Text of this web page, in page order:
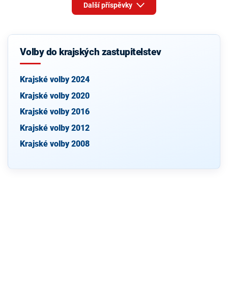
Další příspěvky
Volby do krajských zastupitelstev
Krajské volby 2024
Krajské volby 2020
Krajské volby 2016
Krajské volby 2012
Krajské volby 2008